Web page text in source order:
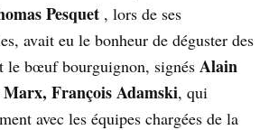
Pesquet , lors de ses
avait eu le bonheur de déguster des
le bœuf bourguignon, signés Alain
François Adamski, qui
avec les équipes chargées de la